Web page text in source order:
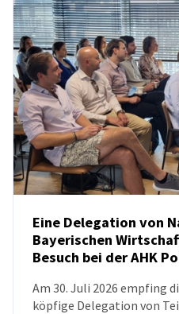
NEUIGKEITEN
Eine Delegation von
Bayerischen
Besuch bei der AHK
Am 30. Juli 2026 empfing
köpfige Delegation von